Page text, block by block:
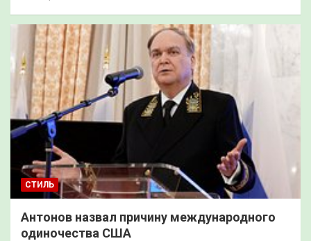
СТИЛЬ
Антонов назвал причину международного
одиночества США